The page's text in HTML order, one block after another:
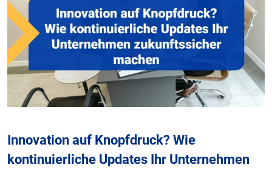
Innovation auf Knopfdruck? Wie
kontinuierliche Updates Ihr Unternehmen